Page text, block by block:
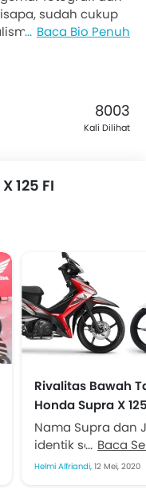
sudah cukup
Khususnya
menggunakan
Supra di tengah
skutik.
Baca Bio Penuh
8003
Kali Dilihat
125 FI
Rivalitas Bawah
Honda Supra X
Yamaha Jupiter
Nama Supra dan
identik sebagai
keluarga
Baca
Helmi Alfriandi, 12 Mei, 2020